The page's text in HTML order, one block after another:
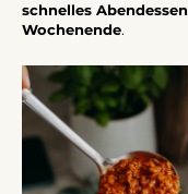
schnelles Abendessen
Wochenende.